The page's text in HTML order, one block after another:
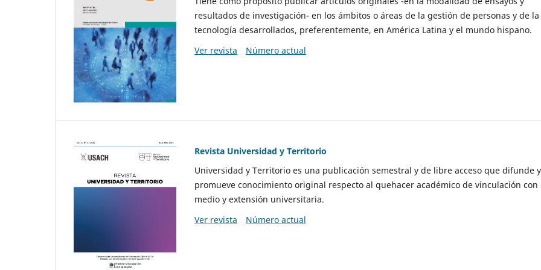
resultados de investigación- en los ámbitos o áreas de la gestión de personas y de la
tecnología desarrollados, preferentemente, en América Latina y el mundo hispano.
Ver revista
Número actual
Revista Universidad y Territorio
Universidad y Territorio es una publicación semestral y de libre acceso que difunde y
promueve conocimiento original respecto al quehacer académico de vinculación con
medio y extensión universitaria.
Ver revista
Número actual